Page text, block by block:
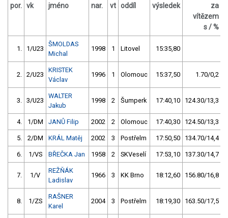
por. vk jméno nar. vt oddíl výsledek
za
vítězem
s / %
1. 1/U23
ŠMOLDAS
Michal
1998 1 Litovel 15:35,80
2. 2/U23
KRISTEK
Václav
1996 1 Olomouc 15:37,50 1.70/0,2
3. 3/U23
WALTER
Jakub
1998 2 Šumperk 17:40,10 124.30/13,3
4. 1/DM JANŮ Filip 2002 2 Olomouc 17:40,30 124.50/13,3
5. 2/DM KRÁL Matěj 2002 3 Postřelm 17:50,50 134.70/14,4
6. 1/VS BŘEČKA Jan 1958 2 SKVeselí 17:53,10 137.30/14,7
7. 1/V
REŽŇÁK
Ladislav
1966 3 KK Brno 18:12,60 156.80/16,8
8. 1/ZS
RAŠNER
Karel
2004 3 Postřelm 18:19,30 163.50/17,5